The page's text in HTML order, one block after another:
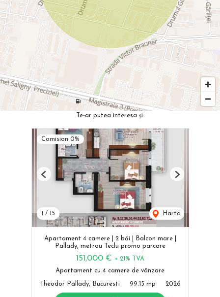
Te-ar putea interesa și:
Comision 0%
/ 15 Harta
Previous Next
Apartament 4 camere | 2 băi | Balcon mare |
Pallady, metrou Teclu promo parcare
151,000 € + 21% TVA
Apartament cu 4 camere de vânzare
Theodor Pallady, Bucuresti 99.15 mp 2026